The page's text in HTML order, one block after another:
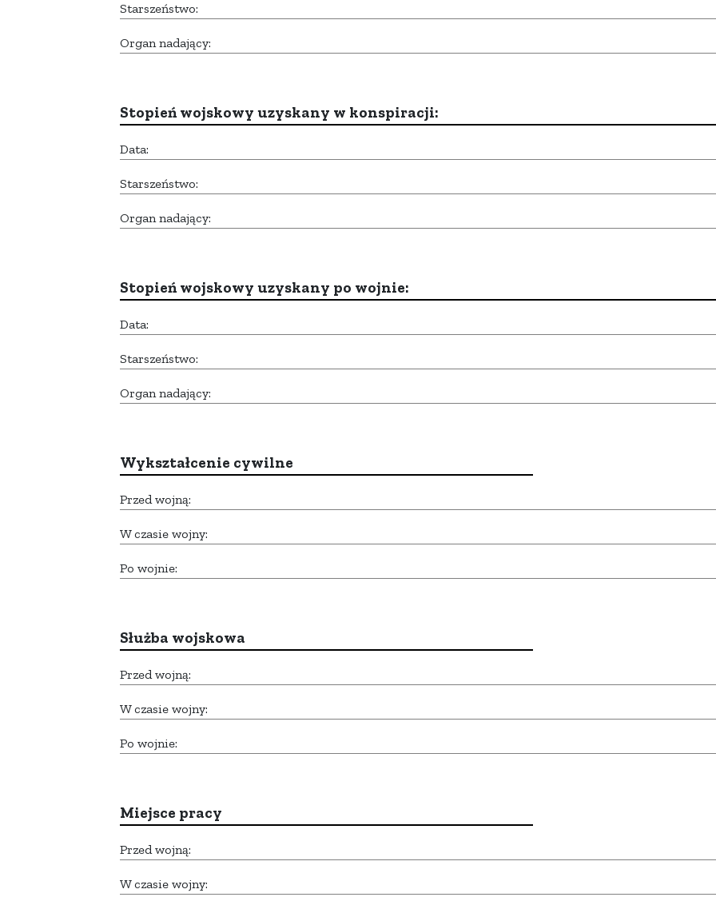
Starszeństwo:
Organ nadający:
Stopień wojskowy uzyskany w konspiracji:
Data:
Starszeństwo:
Organ nadający:
Stopień wojskowy uzyskany po wojnie:
Data:
Starszeństwo:
Organ nadający:
Wykształcenie cywilne
Przed wojną:
W czasie wojny:
Po wojnie:
Służba wojskowa
Przed wojną:
W czasie wojny:
Po wojnie:
Miejsce pracy
Przed wojną:
W czasie wojny: